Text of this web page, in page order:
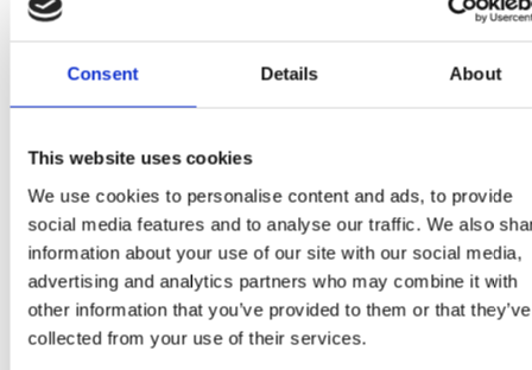
Consent Details About
This website uses cookies
We use cookies to personalise content and ads, to provide
social media features and to analyse our traffic. We also
information about your use of our site with our social media,
advertising and analytics partners who may combine it with
other information that you’ve provided to them or that they’ve
collected from your use of their services.
MOCHILA INFANTIL
DISNEY
Ref: 2100006280